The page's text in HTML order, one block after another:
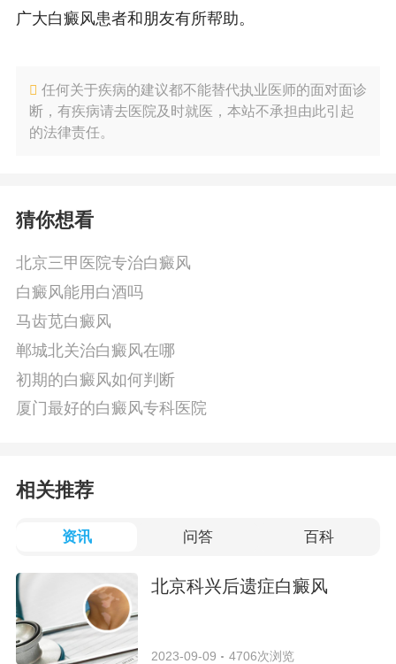
广大白癜风患者和朋友有所帮助。
任何关于疾病的建议都不能替代执业医师的面对面诊
断，有疾病请去医院及时就医，本站不承担由此引起
的法律责任。
猜你想看
北京三甲医院专治白癜风
白癜风能用白酒吗
马齿苋白癜风
郸城北关治白癜风在哪
初期的白癜风如何判断
厦门最好的白癜风专科医院
相关推荐
资讯 问答 百科
北京科兴后遗症白癜风
2023-09-09 4706次浏览